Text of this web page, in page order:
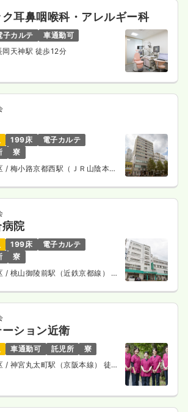
耳鼻咽喉科・アレルギー科
子カルテ
車通勤可
岡天神駅 徒歩12分
199床
電子カルテ
寮
/ 梅小路京都西駅（ＪＲ山陰本
院
199床
電子カルテ
寮
/ 桃山御陵前駅（近鉄京都線） 徒
ション近衛
車通勤可 託児所
寮
/ 神宮丸太町駅（京阪本線） 徒歩